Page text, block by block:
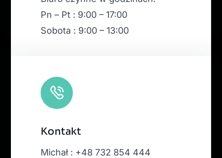
Pn – Pt : 9:00 – 17:00
Sobota : 9:00 – 13:00
Kontakt
Michał : +48 732 854 444